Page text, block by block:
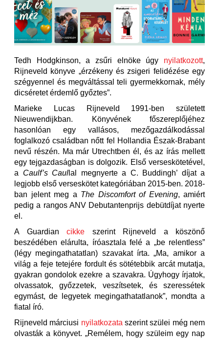
Tedh Hodgkinson, a zsűri elnöke úgy nyilatkozott,
Rijneveld könyve „érzékeny és zsigeri felidézése egy
szégyennel és megváltással teli gyermekkornak, mély
dicséretet érdemlő győztes”.
Marieke Lucas Rijneveld 1991-ben született
Nieuwendijkban. Könyvének főszereplőjéhez
hasonlóan egy vallásos, mezőgazdálkodással
foglalkozó családban nőtt fel Hollandia Észak-Brabant
nevű részén. Ma már Utrechtben él, és az írás mellett
egy tejgazdaságban is dolgozik. Első verseskötetével,
a Caulf’s Caul lal megnyerte a C. Buddingh’ díjat a
legjobb első verseskötet kategóriában 2015-ben. 2018-
ban jelent meg a The Discomfort of Evening, amiért
pedig a rangos ANV Debutantenprijs debütdíjat nyerte
el.
A Guardian cikke szerint Rijneveld a köszönő
beszédében elárulta, íróasztala felé a „be relentless”
(légy megingathatatlan) szavakat írta. „Ma, amikor a
világ a feje tetejére fordult és sötétebbik arcát mutatja,
gyakran gondolok ezekre a szavakra. Úgyhogy írjatok,
olvassatok, győzzetek, veszítsetek, és szeressétek
egymást, de legyetek megingathatatlanok”, mondta a
fiatal író.
Rijneveld márciusi nyilatkozata szerint szülei még nem
olvasták a könyvet. „Remélem, hogy szüleim egy nap